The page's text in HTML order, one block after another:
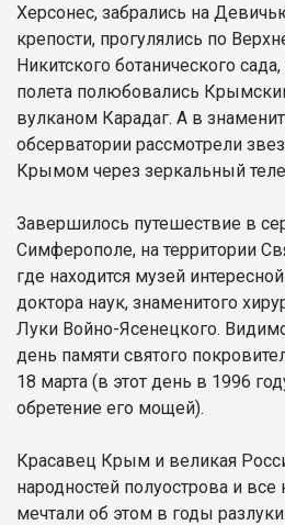
Херсонес, забрались на
крепости, прогулялись по
Никитского ботанического
полета полюбовались
вулканом Карадаг. А в
обсерватории рассмотрели
Крымом через зеркальный
Завершилось путешествие в
Симферополе, на территории
где находится музей
доктора наук, знаменитого
Луки Войно-Ясенецкого.
день памяти святого
18 марта (в этот день в 1996
обретение его мощей).
Красавец Крым и великая
народностей полуострова и
мечтали об этом в годы